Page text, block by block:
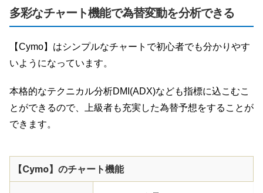
多彩なチャート機能で為替変動を分析できる
【Cymo】はシンプルなチャートで初心者でも分かりやす
いようになっています。
本格的なテクニカル分析DMI(ADX)なども指標に込こむこ
とができるので、上級者も充実した為替予想をすることが
できます。
【Cymo】のチャート機能